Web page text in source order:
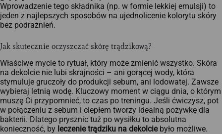
Wprowadzenie tego składnika (np. w formie lekkiej emulsji) to
jeden z najlepszych sposobów na ujednolicenie kolorytu skóry
bez podrażnień.
Jak skutecznie oczyszczać skórę trądzikową?
Właściwe mycie to rytuał, który może zmienić wszystko. Skóra
na dekolcie nie lubi skrajności – ani gorącej wody, która
stymuluje gruczoły do produkcji sebum, ani lodowatej. Zawsze
wybieraj letnią wodę. Kluczowy moment w ciągu dnia, o którym
muszę Ci przypomnieć, to czas po treningu. Jeśli ćwiczysz, pot
w połączeniu z sebum i ciepłem tworzy idealną pożywkę dla
bakterii. Dlatego prysznic tuż po wysiłku to absolutna
konieczność, by leczenie trądziku na dekolciebyło możliwe.